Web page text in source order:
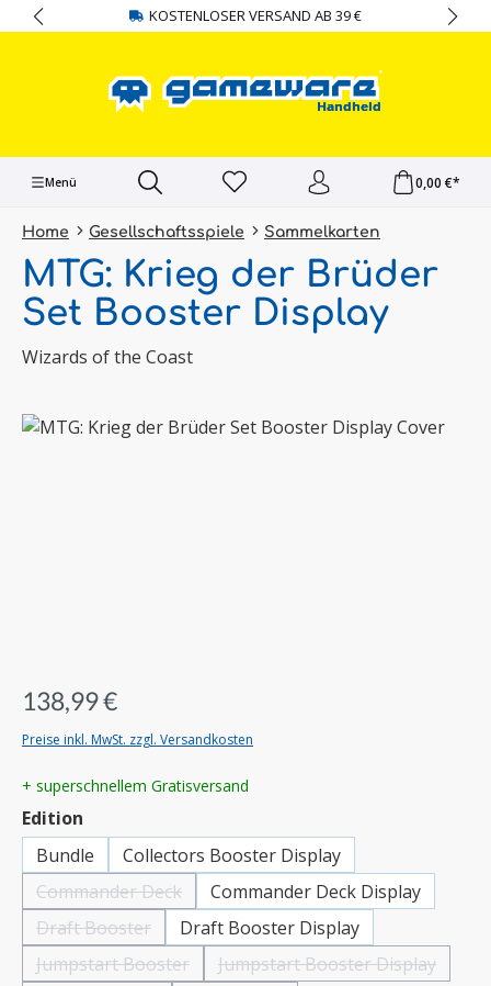
springen KOSTENLOSER VERSAND AB 39 €
Menü 0,00 €*
Home Gesellschaftsspiele Sammelkarten
MTG: Krieg der Brüder
Set Booster Display
Wizards of the Coast
Bildergalerie überspringen
138,99 €
Preise inkl. MwSt. zzgl. Versandkosten
+ superschnellem Gratisversand
Edition
Bundle
Collectors Booster Display
Commander Deck(Diese Option ist zurzeit nicht verfügbar.)
Commander Deck Display
Draft Booster(Diese Option ist zurzeit nicht verfügbar.)
Draft Booster Display
Jumpstart Booster(Diese Option ist zurzeit nicht verfügbar.)
Jumpstart Booster Display
(Diese Option ist zurzeit